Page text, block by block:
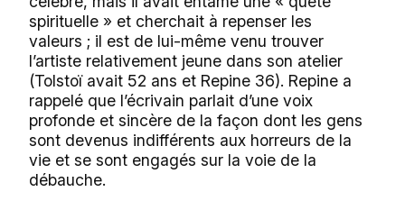
spirituelle » et cherchait à repenser les
valeurs ; il est de lui-même venu trouver
l’artiste relativement jeune dans son atelier
(Tolstoï avait 52 ans et Repine 36). Repine a
rappelé que l’écrivain parlait d’une voix
profonde et sincère de la façon dont les gens
sont devenus indifférents aux horreurs de la
vie et se sont engagés sur la voie de la
débauche.